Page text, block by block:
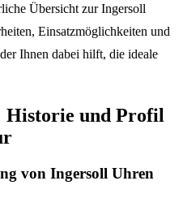
Übersicht zur Ingersoll
Einsatzmöglichkeiten und
Ihnen dabei hilft, die ideale
Historie und Profil
von Ingersoll Uhren